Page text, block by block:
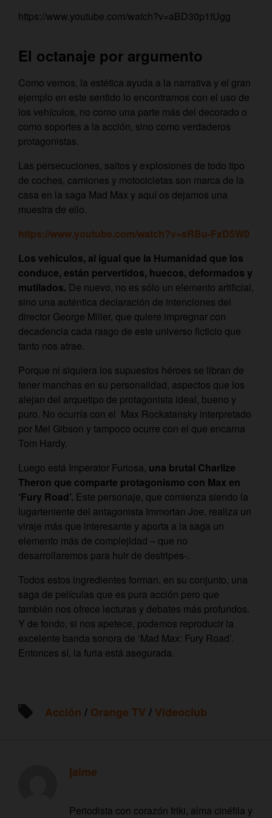
https://www.youtube.com/watch?v=aBD30p1tUgg
El octanaje por argumento
Como vemos, la estética ayuda a la narrativa y el gran
ejemplo en este sentido lo encontramos con el uso de
los vehículos, no como una parte más del decorado o
como soportes a la acción, sino como verdaderos
protagonistas.
Las persecuciones, saltos y explosiones de todo tipo
de coches, camiones y motocicletas son marca de la
casa en la saga Mad Max y aquí os dejamos una
muestra de ello.
https://www.youtube.com/watch?v=sRBu-FxD5W0
Los vehículos, al igual que la Humanidad que los
conduce, están pervertidos, huecos, deformados y
mutilados. De nuevo, no es sólo un elemento artificial,
sino una auténtica declaración de intenciones del
director George Miller, que quiere impregnar con
decadencia cada rasgo de este universo ficticio que
tanto nos atrae.
Porque ni siquiera los supuestos héroes se libran de
tener manchas en su personalidad, aspectos que los
alejan del arquetipo de protagonista ideal, bueno y
puro. No ocurría con el Max Rockatansky interpretado
por Mel Gibson y tampoco ocurre con el que encarna
Tom Hardy.
Luego está Imperator Furiosa, una brutal Charlize
Theron que comparte protagonismo con Max en
‘Fury Road’. Este personaje, que comienza siendo la
lugarteniente del antagonista Immortan Joe, realiza un
viraje más que interesante y aporta a la saga un
elemento más de complejidad – que no
desarrollaremos para huir de destripes-.
Todos estos ingredientes forman, en su conjunto, una
saga de películas que es pura acción pero que
también nos ofrece lecturas y debates más profundos.
Y de fondo, si nos apetece, podemos reproducir la
excelente banda sonora de ‘Mad Max: Fury Road’.
Entonces sí, la furia está asegurada.
Acción / Orange TV / Videoclub
jaime
Periodista con corazón friki, alma cinéfila y